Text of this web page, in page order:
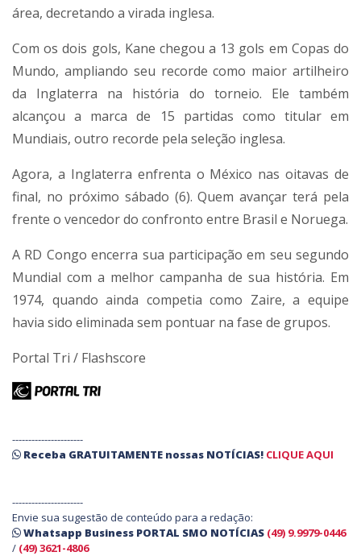
área, decretando a virada inglesa.
Com os dois gols, Kane chegou a 13 gols em Copas do
Mundo, ampliando seu recorde como maior artilheiro
da Inglaterra na história do torneio. Ele também
alcançou a marca de 15 partidas como titular em
Mundiais, outro recorde pela seleção inglesa.
Agora, a Inglaterra enfrenta o México nas oitavas de
final, no próximo sábado (6). Quem avançar terá pela
frente o vencedor do confronto entre Brasil e Noruega.
A RD Congo encerra sua participação em seu segundo
Mundial com a melhor campanha de sua história. Em
1974, quando ainda competia como Zaire, a equipe
havia sido eliminada sem pontuar na fase de grupos.
Portal Tri / Flashscore
----------------------
Receba GRATUITAMENTE nossas NOTÍCIAS! CLIQUE AQUI
----------------------
Envie sua sugestão de conteúdo para a redação:
Whatsapp Business PORTAL SMO NOTÍCIAS (49) 9.9979-0446
/ (49) 3621-4806